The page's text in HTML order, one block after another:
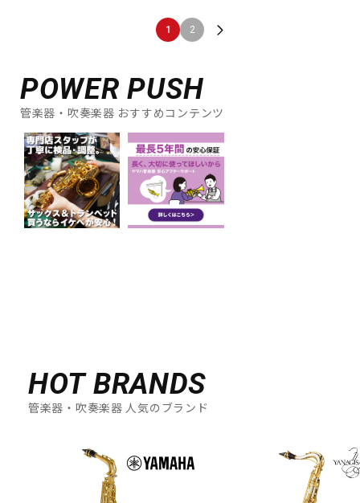
1 2
POWER PUSH
管楽器・吹奏楽器 おすすめコンテンツ
HOT BRANDS
管楽器・吹奏楽器 人気のブランド